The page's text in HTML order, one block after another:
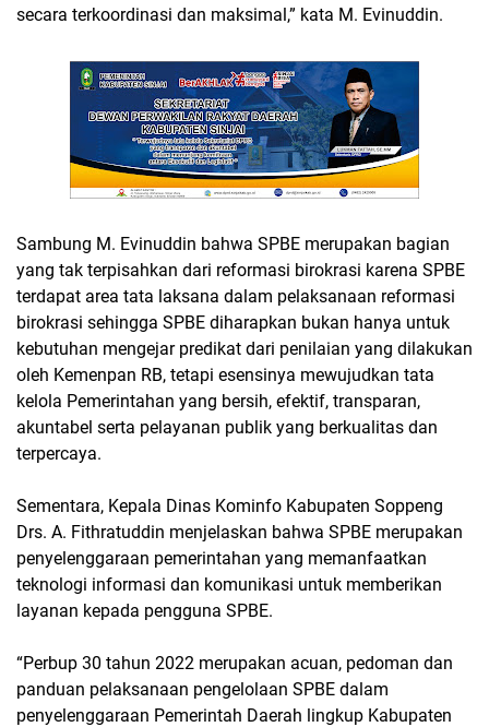
secara terkoordinasi dan maksimal,” kata M. Evinuddin.
Sambung M. Evinuddin bahwa SPBE merupakan bagian
yang tak terpisahkan dari reformasi birokrasi karena SPBE
terdapat area tata laksana dalam pelaksanaan reformasi
birokrasi sehingga SPBE diharapkan bukan hanya untuk
kebutuhan mengejar predikat dari penilaian yang dilakukan
oleh Kemenpan RB, tetapi esensinya mewujudkan tata
kelola Pemerintahan yang bersih, efektif, transparan,
akuntabel serta pelayanan publik yang berkualitas dan
terpercaya.
Sementara, Kepala Dinas Kominfo Kabupaten Soppeng
Drs. A. Fithratuddin menjelaskan bahwa SPBE merupakan
penyelenggaraan pemerintahan yang memanfaatkan
teknologi informasi dan komunikasi untuk memberikan
layanan kepada pengguna SPBE.
“Perbup 30 tahun 2022 merupakan acuan, pedoman dan
panduan pelaksanaan pengelolaan SPBE dalam
penyelenggaraan Pemerintah Daerah lingkup Kabupaten